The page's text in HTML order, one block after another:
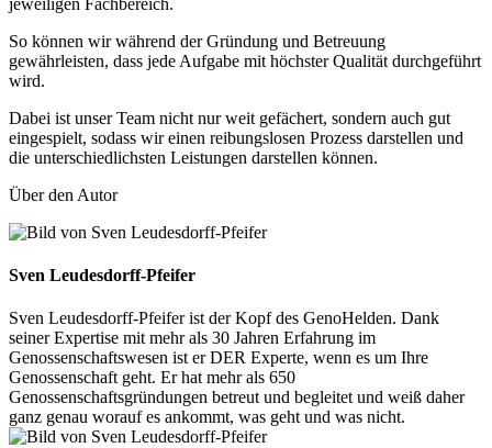
So können wir während der Gründung und Betreuung
gewährleisten, dass jede Aufgabe mit höchster Qualität durchgeführt
wird.
Dabei ist unser Team nicht nur weit gefächert, sondern auch gut
eingespielt, sodass wir einen reibungslosen Prozess darstellen und
die unterschiedlichsten Leistungen darstellen können.
Über den Autor
Sven Leudesdorff-Pfeifer
Sven Leudesdorff-Pfeifer ist der Kopf des GenoHelden. Dank
seiner Expertise mit mehr als 30 Jahren Erfahrung im
Genossenschaftswesen ist er DER Experte, wenn es um Ihre
Genossenschaft geht. Er hat mehr als 650
Genossenschaftsgründungen betreut und begleitet und weiß daher
ganz genau worauf es ankommt, was geht und was nicht.